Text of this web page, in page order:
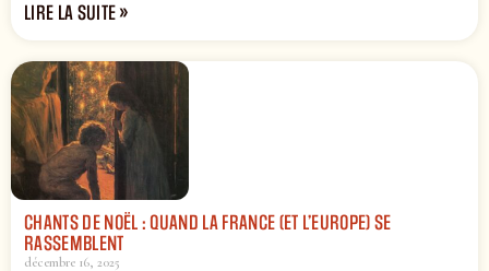
LIRE LA SUITE »
CHANTS DE NOËL : QUAND LA FRANCE (ET L’EUROPE) SE
RASSEMBLENT
décembre 16, 2025